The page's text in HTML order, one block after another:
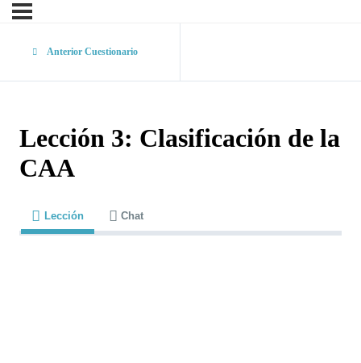
Anterior Cuestionario
Lección 3: Clasificación de la
CAA
Lección Chat